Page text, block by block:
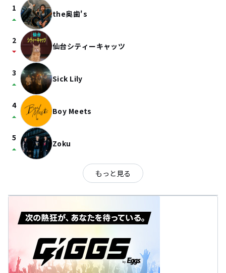
1
arrow_drop_up the奥歯's
2
arrow_drop_down 仙台シティーキャッツ
3
arrow_drop_up Sick Lily
4
arrow_drop_up Boy Meets
5
arrow_drop_up Zoku
もっと見る